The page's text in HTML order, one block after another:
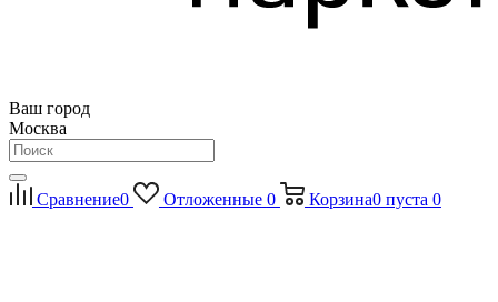
Ваш город
Москва
Сравнение0 Отложенные 0 Корзина0 пуста 0